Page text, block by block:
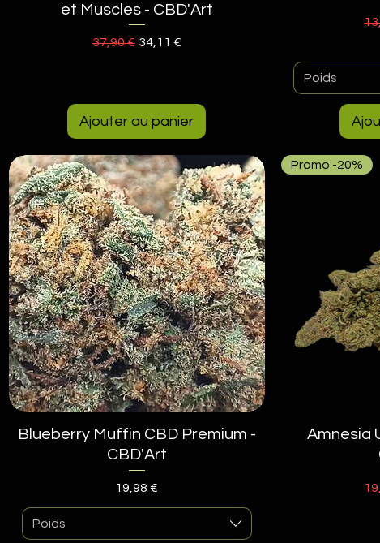
et Muscles - CBD'Art
Prix original
37,90 € Prix promotionnel
34,11 €
Ajouter au panier
Poids
Aperçu rapide
Blueberry Muffin CBD Premium -
CBD'Art
Prix
19,98 €
Poids
Promo -20%
Amnesia